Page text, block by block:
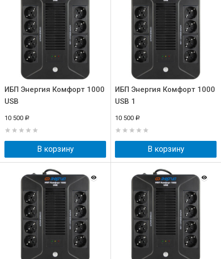
ИБП Энергия Комфорт 1000
USB
10 500 Р
В корзину
ИБП Энергия Комфорт 1000
USB 1
10 500 Р
В корзину